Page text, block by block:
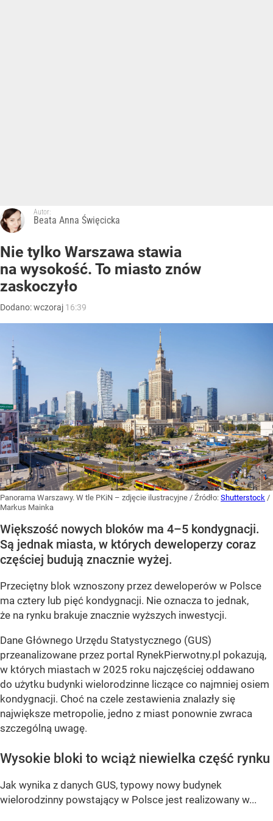
Autor:
Beata Anna Święcicka
Nie tylko Warszawa stawia
na wysokość. To miasto znów
zaskoczyło
Dodano:wczoraj 16:39
Panorama Warszawy. W tle PKiN – zdjęcie ilustracyjne / Źródło: Shutterstock /
Markus Mainka
Większość nowych bloków ma 4–5 kondygnacji.
Są jednak miasta, w których deweloperzy coraz
częściej budują znacznie wyżej.
Przeciętny blok wznoszony przez deweloperów w Polsce
ma cztery lub pięć kondygnacji. Nie oznacza to jednak,
że na rynku brakuje znacznie wyższych inwestycji.
Dane Głównego Urzędu Statystycznego (GUS)
przeanalizowane przez portal RynekPierwotny.pl pokazują,
w których miastach w 2025 roku najczęściej oddawano
do użytku budynki wielorodzinne liczące co najmniej osiem
kondygnacji. Choć na czele zestawienia znalazły się
największe metropolie, jedno z miast ponownie zwraca
szczególną uwagę.
Wysokie bloki to wciąż niewielka część rynku
Jak wynika z danych GUS, typowy nowy budynek
wielorodzinny powstający w Polsce jest realizowany w...